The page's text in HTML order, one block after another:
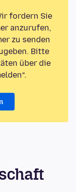
fordern Sie
anzurufen,
zu senden
Bitte
über die